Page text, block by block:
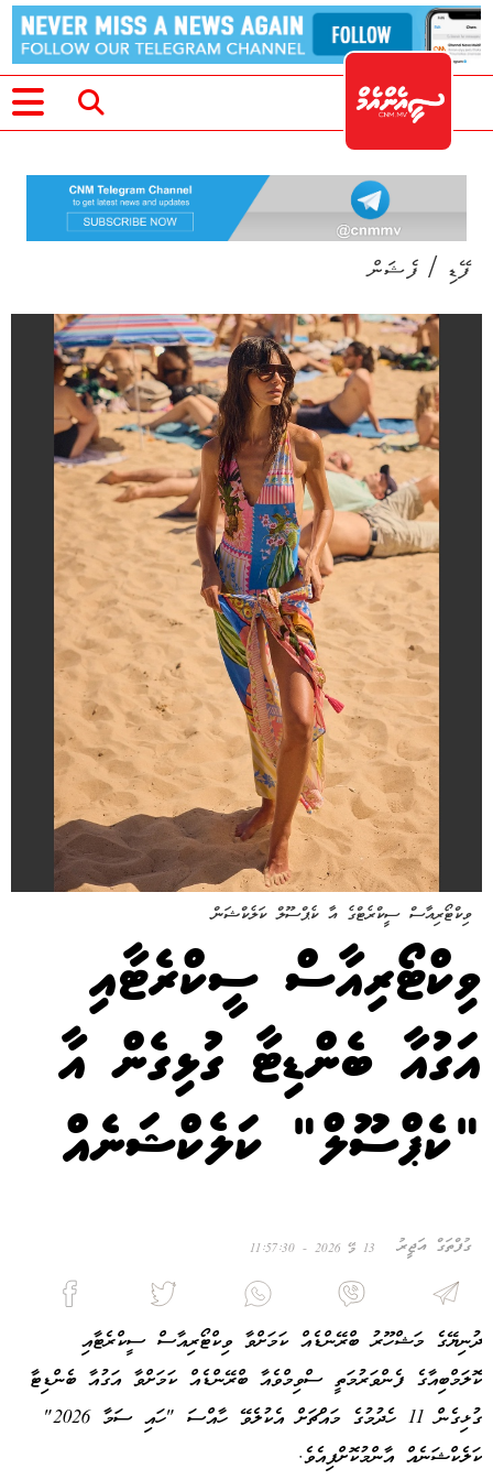
ފޭޑި / ފެޝަން
ވިކްޓޯރިއާސް ސީކްރެޓްގެ އާ ކެޕްސޫލް ކަލެކްޝަން
ވިކްޓޯރިއާސް ސީކްރެޓާއި
އަގުއާ ބެންޑިޓާ ގުޅިގެން އާ
"ކެޕްސޫލް" ކަލެކްޝަނެއް
ގުފްތަގް އަޖީރު 13 މޭ 2026 - 11:57:30
ދުނިޔޭގެ މަޝްހޫރު ބްރޭންޑެއް ކަމަށްވާ ވިކްޓޯރިއާސް ސީކްރެޓާއި
ކޮލަމްބިއާގެ ފެންވަރުމަތީ ސްވިމްވެއާ ބްރޭންޑެއް ކަމަށްވާ އަގުއާ ބެންޑިޓާ
ގުޅިގެން 11 ހެދުމުގެ މައްޗަށް އެކުލެވޭ ހާއްސަ "ހައި ސަމާ 2026"
ކަލެކްޝަނެއް އާންމުކޮށްފިއެވެ.